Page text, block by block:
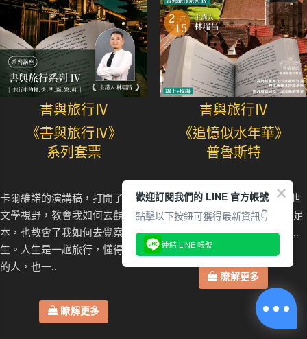
書與旅行Ⅳ
《書與旅行Ⅳ》
系列套票
卡爾維諾的演講稿，打開了我的
文學視野，教會我如何去觀看文
本，也教會了我如何去覺察人
生。人生是一趟旅行，懂得旅行
的人，也一..
瞭解更多
書與旅行Ⅳ
《追憶似水年華》
普魯斯特
一塊瑪德蓮和一縷茶香...十九世
紀末的法國上流社會，舉手投足
之中帶有什麼樣的華麗與哀愁..
瞭解更多
歡迎訂閱我們的 LINE 官方帳號
點擊以下按鈕可獲得最新資訊👇
連結 LINE 帳號